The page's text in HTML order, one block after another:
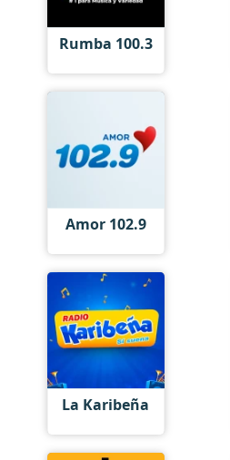
Rumba 100.3
Amor 102.9
La Karibeña